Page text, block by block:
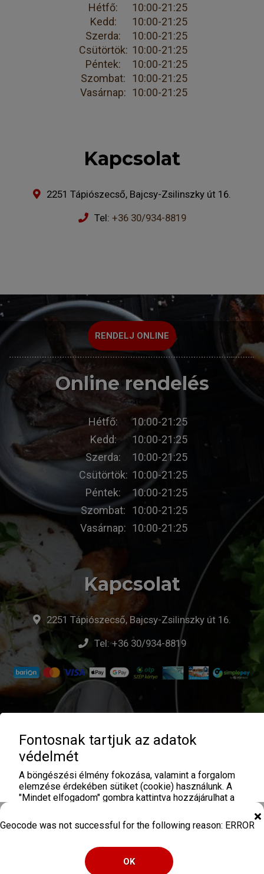
Hétfő:
10:00-21:25
Kedd:
10:00-21:25
Szerda:
10:00-21:25
Csütörtök: 10:00-21:25
Péntek:
10:00-21:25
Szombat:
10:00-21:25
Vasárnap: 10:00-21:25
Kapcsolat
2251 Tápiószecső, Bajcsy-Zsilinszky út 16.
Tel: +36 30/934-8819
RENDELJ ONLINE
Online rendelés
Hétfő:
10:00-21:25
Kedd:
10:00-21:25
Szerda:
10:00-21:25
Csütörtök: 10:00-21:25
Péntek:
10:00-21:25
Szombat:
10:00-21:25
Vasárnap: 10:00-21:25
Kapcsolat
2251 Tápiószecső, Bajcsy-Zsilinszky út 16.
Tel:+36 30/934-8819
© Texas Pizzéria és Gyros Bár - 2026 | ÁSZF
Fontosnak tartjuk az adatok
védelmét
A böngészési élmény fokozása, valamint a forgalom
elemzése érdekében sütiket (cookie) használunk. A
"Mindet elfogadom" gombra kattintva hozzájárulhat a
oldal nem használ!
Geocode was not successful for the following reason: ERROR
OK